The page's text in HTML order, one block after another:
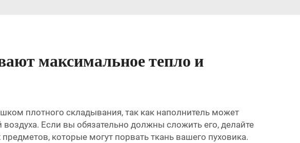
максимальное тепло и
плотного складывания, так как наполнитель может
Если вы обязательно должны сложить его, делайте
которые могут порвать ткань вашего пуховика.